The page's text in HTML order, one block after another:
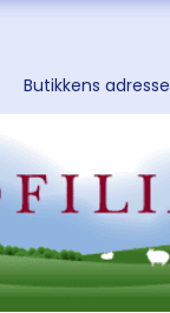
Butikkens adresse